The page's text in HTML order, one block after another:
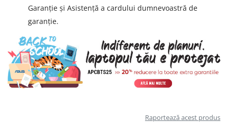
Garanție și Asistență a cardului dumnevoastră de
garanție.
Raportează acest produs